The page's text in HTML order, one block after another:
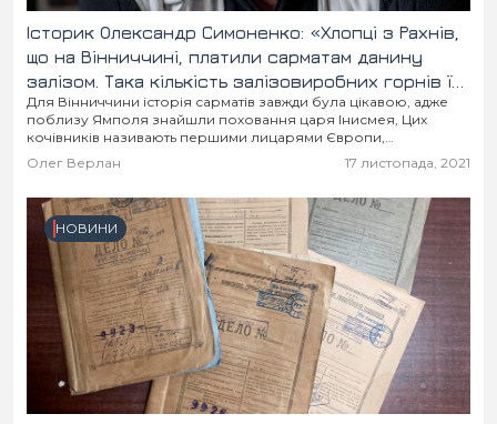
Історик Олександр Симоненко: «Хлопці з Рахнів,
що на Вінниччині, платили сарматам данину
залізом. Така кількість залізовиробних горнів їм
самим не була потрібна»
Для Вінниччини історія сарматів завжди була цікавою, адже
поблизу Ямполя знайшли поховання царя Інисмея, Цих
кочівників називають першими лицарями Європи,
натхненниками шляхти й козаків. Найвідоміший сарматолог
Олександр Симоненко розповів цікаві...
Олег Верлан 17 листопада, 2021
НОВИНИ